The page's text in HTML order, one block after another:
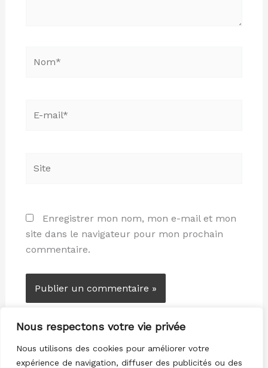
Nous respectons votre vie privée
Nous utilisons des cookies pour améliorer votre
expérience de navigation, diffuser des publicités ou des
Enregistrer mon nom, mon e-mail et mon
site dans le navigateur pour mon prochain
commentaire.